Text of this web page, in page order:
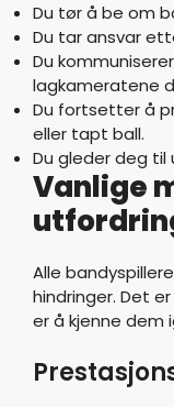
Du tør å be om
Du tar ansvar
Du
lagkameratene
Du fortsetter å
eller tapt ball.
Du gleder deg
Vanlige
Alle
hindringer. Det
er å kjenne dem